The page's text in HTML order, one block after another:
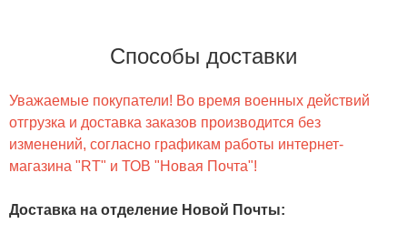
Способы доставки
Уважаемые покупатели! Во время военных действий
отгрузка и доставка заказов производится без
изменений, согласно графикам работы интернет-
магазина "RT" и ТОВ "Новая Почта"!
Доставка на отделение Новой Почты: